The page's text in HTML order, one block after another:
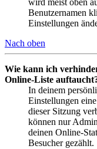
wird meist oben
Benutzernamen
Einstellungen
Nach oben
Wie kann ich
Online-Liste
In deinem
Einstellungen
dieser Sitzung
können nur
deinen Online-
Besucher gezählt.